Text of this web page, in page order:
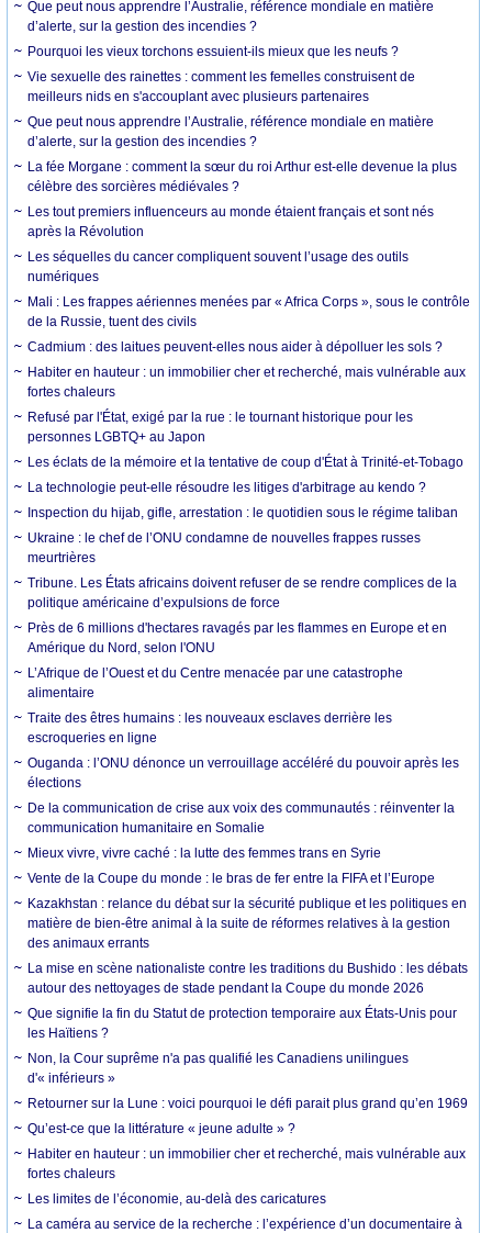
Que peut nous apprendre l’Australie, référence mondiale en matière
d’alerte, sur la gestion des incendies ?
Pourquoi les vieux torchons essuient-ils mieux que les neufs ?
Vie sexuelle des rainettes : comment les femelles construisent de
meilleurs nids en s'accouplant avec plusieurs partenaires
Que peut nous apprendre l’Australie, référence mondiale en matière
d’alerte, sur la gestion des incendies ?
La fée Morgane : comment la sœur du roi Arthur est-elle devenue la plus
célèbre des sorcières médiévales ?
Les tout premiers influenceurs au monde étaient français et sont nés
après la Révolution
Les séquelles du cancer compliquent souvent l’usage des outils
numériques
Mali : Les frappes aériennes menées par « Africa Corps », sous le contrôle
de la Russie, tuent des civils
Cadmium : des laitues peuvent-elles nous aider à dépolluer les sols ?
Habiter en hauteur : un immobilier cher et recherché, mais vulnérable aux
fortes chaleurs
Refusé par l'État, exigé par la rue : le tournant historique pour les
personnes LGBTQ+ au Japon
Les éclats de la mémoire et la tentative de coup d'État à Trinité-et-Tobago
La technologie peut-elle résoudre les litiges d'arbitrage au kendo ?
Inspection du hijab, gifle, arrestation : le quotidien sous le régime taliban
Ukraine : le chef de l’ONU condamne de nouvelles frappes russes
meurtrières
Tribune. Les États africains doivent refuser de se rendre complices de la
politique américaine d’expulsions de force
Près de 6 millions d'hectares ravagés par les flammes en Europe et en
Amérique du Nord, selon l'ONU
L’Afrique de l’Ouest et du Centre menacée par une catastrophe
alimentaire
Traite des êtres humains : les nouveaux esclaves derrière les
escroqueries en ligne
Ouganda : l’ONU dénonce un verrouillage accéléré du pouvoir après les
élections
De la communication de crise aux voix des communautés : réinventer la
communication humanitaire en Somalie
Mieux vivre, vivre caché : la lutte des femmes trans en Syrie
Vente de la Coupe du monde : le bras de fer entre la FIFA et l’Europe
Kazakhstan : relance du débat sur la sécurité publique et les politiques en
matière de bien-être animal à la suite de réformes relatives à la gestion
des animaux errants
La mise en scène nationaliste contre les traditions du Bushido : les débats
autour des nettoyages de stade pendant la Coupe du monde 2026
Que signifie la fin du Statut de protection temporaire aux États-Unis pour
les Haïtiens ?
Non, la Cour suprême n'a pas qualifié les Canadiens unilingues
d'« inférieurs »
Retourner sur la Lune : voici pourquoi le défi parait plus grand qu’en 1969
Qu’est-ce que la littérature « jeune adulte » ?
Habiter en hauteur : un immobilier cher et recherché, mais vulnérable aux
fortes chaleurs
Les limites de l’économie, au-delà des caricatures
La caméra au service de la recherche : l’expérience d’un documentaire à